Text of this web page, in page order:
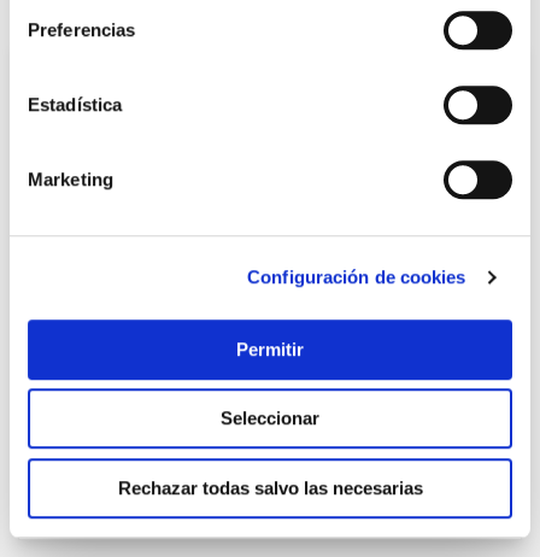
Preferencias
Estadística
Marketing
Configuración de cookies
Permitir
Seleccionar
Rechazar todas salvo las necesarias
Buzon exter. natuur acero blanco
Natuur
23,45 €
Añadir al carrito